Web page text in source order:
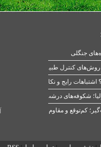
جنگلی
رایج و نکات طلایی
شکوفه‌های درشت در بهار